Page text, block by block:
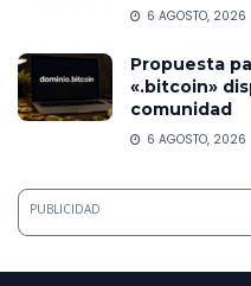
6 AGOSTO, 2026
Propuesta
«.bitcoin»
comunidad
6 AGOSTO, 2026
PUBLICIDAD